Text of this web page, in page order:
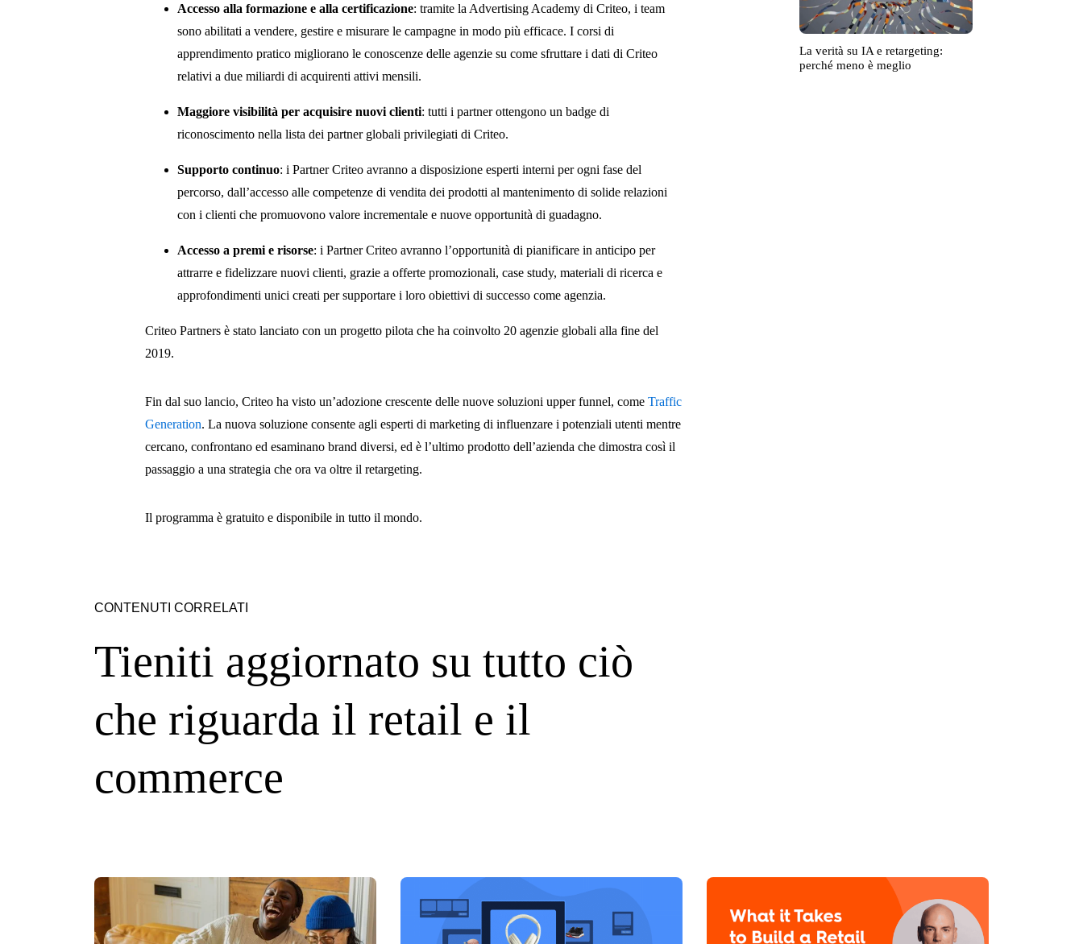
Accesso alla formazione e alla certificazione: tramite la Advertising Academy di Criteo, i team
sono abilitati a vendere, gestire e misurare le campagne in modo più efficace. I corsi di
apprendimento pratico migliorano le conoscenze delle agenzie su come sfruttare i dati di Criteo
relativi a due miliardi di acquirenti attivi mensili.
Maggiore visibilità per acquisire nuovi clienti: tutti i partner ottengono un badge di
riconoscimento nella lista dei partner globali privilegiati di Criteo.
Supporto continuo: i Partner Criteo avranno a disposizione esperti interni per ogni fase del
percorso, dall’accesso alle competenze di vendita dei prodotti al mantenimento di solide relazioni
con i clienti che promuovono valore incrementale e nuove opportunità di guadagno.
Accesso a premi e risorse: i Partner Criteo avranno l’opportunità di pianificare in anticipo per
attrarre e fidelizzare nuovi clienti, grazie a offerte promozionali, case study, materiali di ricerca e
approfondimenti unici creati per supportare i loro obiettivi di successo come agenzia.
Criteo Partners è stato lanciato con un progetto pilota che ha coinvolto 20 agenzie globali alla fine del
2019.
Fin dal suo lancio, Criteo ha visto un’adozione crescente delle nuove soluzioni upper funnel, comeTraffic
Generation. La nuova soluzione consente agli esperti di marketing di influenzare i potenziali utenti mentre
cercano, confrontano ed esaminano brand diversi, ed è l’ultimo prodotto dell’azienda che dimostra così il
passaggio a una strategia che ora va oltre il retargeting.
Il programma è gratuito e disponibile in tutto il mondo.
La verità su IA e retargeting:
perché meno è meglio
CONTENUTI CORRELATI
Tieniti aggiornato su tutto ciò
che riguarda il retail e il
commerce